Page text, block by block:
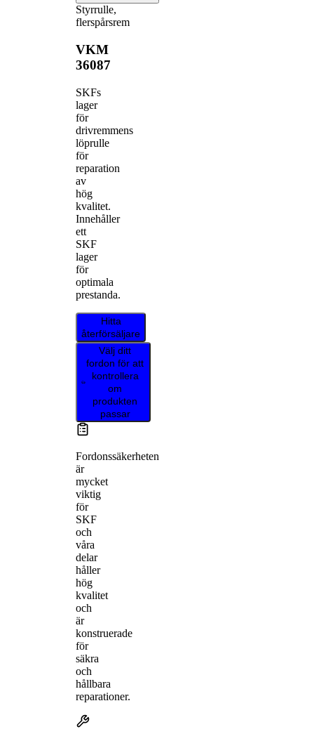
Styrrulle,
flerspårsrem
VKM
36087
SKFs
lager
för
drivremmens
löprulle
för
reparation
av
hög
kvalitet.
Innehåller
ett
SKF
lager
för
optimala
prestanda.
Hitta
återförsäljare
Välj ditt
fordon för att
kontrollera
om
produkten
passar
Fordonssäkerheten
är
mycket
viktig
för
SKF
och
våra
delar
håller
hög
kvalitet
och
är
konstruerade
för
säkra
och
hållbara
reparationer.